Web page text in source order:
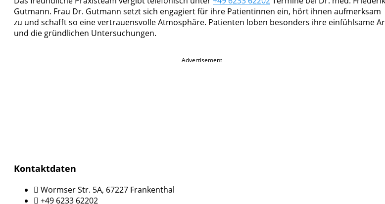
Das freundliche Praxisteam vergibt telefonisch unter+49 6233 62202Termine bei Dr. med. Friederike
Gutmann. Frau Dr. Gutmann setzt sich engagiert für ihre Patientinnen ein, hört ihnen aufmerksam
zu und schafft so eine vertrauensvolle Atmosphäre. Patienten loben besonders ihre einfühlsame Art
und die gründlichen Untersuchungen.
Kontaktdaten